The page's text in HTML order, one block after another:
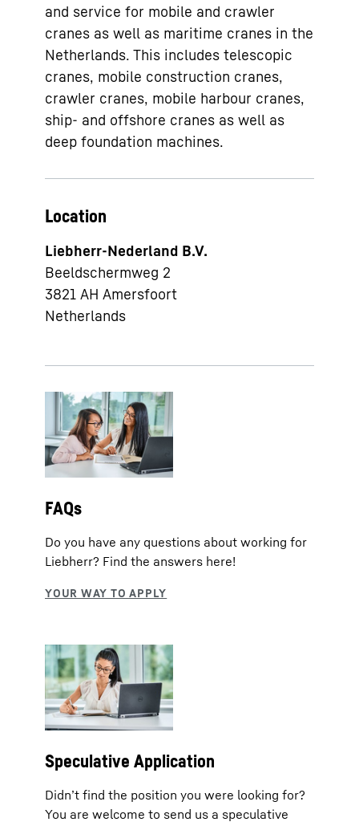
and service for mobile and crawler
cranes as well as maritime cranes in the
Netherlands. This includes telescopic
cranes, mobile construction cranes,
crawler cranes, mobile harbour cranes,
ship- and offshore cranes as well as
deep foundation machines.
Location
Liebherr-Nederland B.V.
Beeldschermweg 2
3821 AH Amersfoort
Netherlands
FAQs
Do you have any questions about working for
Liebherr? Find the answers here!
Speculative Application
Didn’t find the position you were looking for?
You are welcome to send us a speculative